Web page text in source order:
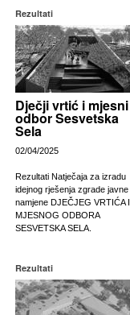
Rezultati
Dječji vrtić i mjesni
odbor Sesvetska
Sela
02/04/2025
Rezultati Natječaja za izradu
idejnog rješenja zgrade javne
namjene DJEČJEG VRTIĆA I
MJESNOG ODBORA
SESVETSKA SELA.
Rezultati